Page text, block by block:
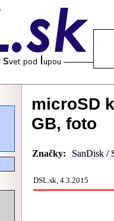
microSD
GB, foto
Značky: SanDisk /
DSL.sk, 4.3.2015